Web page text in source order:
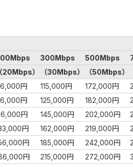
300Mbps 500Mbps
（20Mbps） （30Mbps） （50Mbps）
円 115,000円 172,000円
円 125,000円 182,000円
円 145,000円 202,000円
円 162,000円 219,000円
円 185,000円 242,000円
円 215,000円 272,000円